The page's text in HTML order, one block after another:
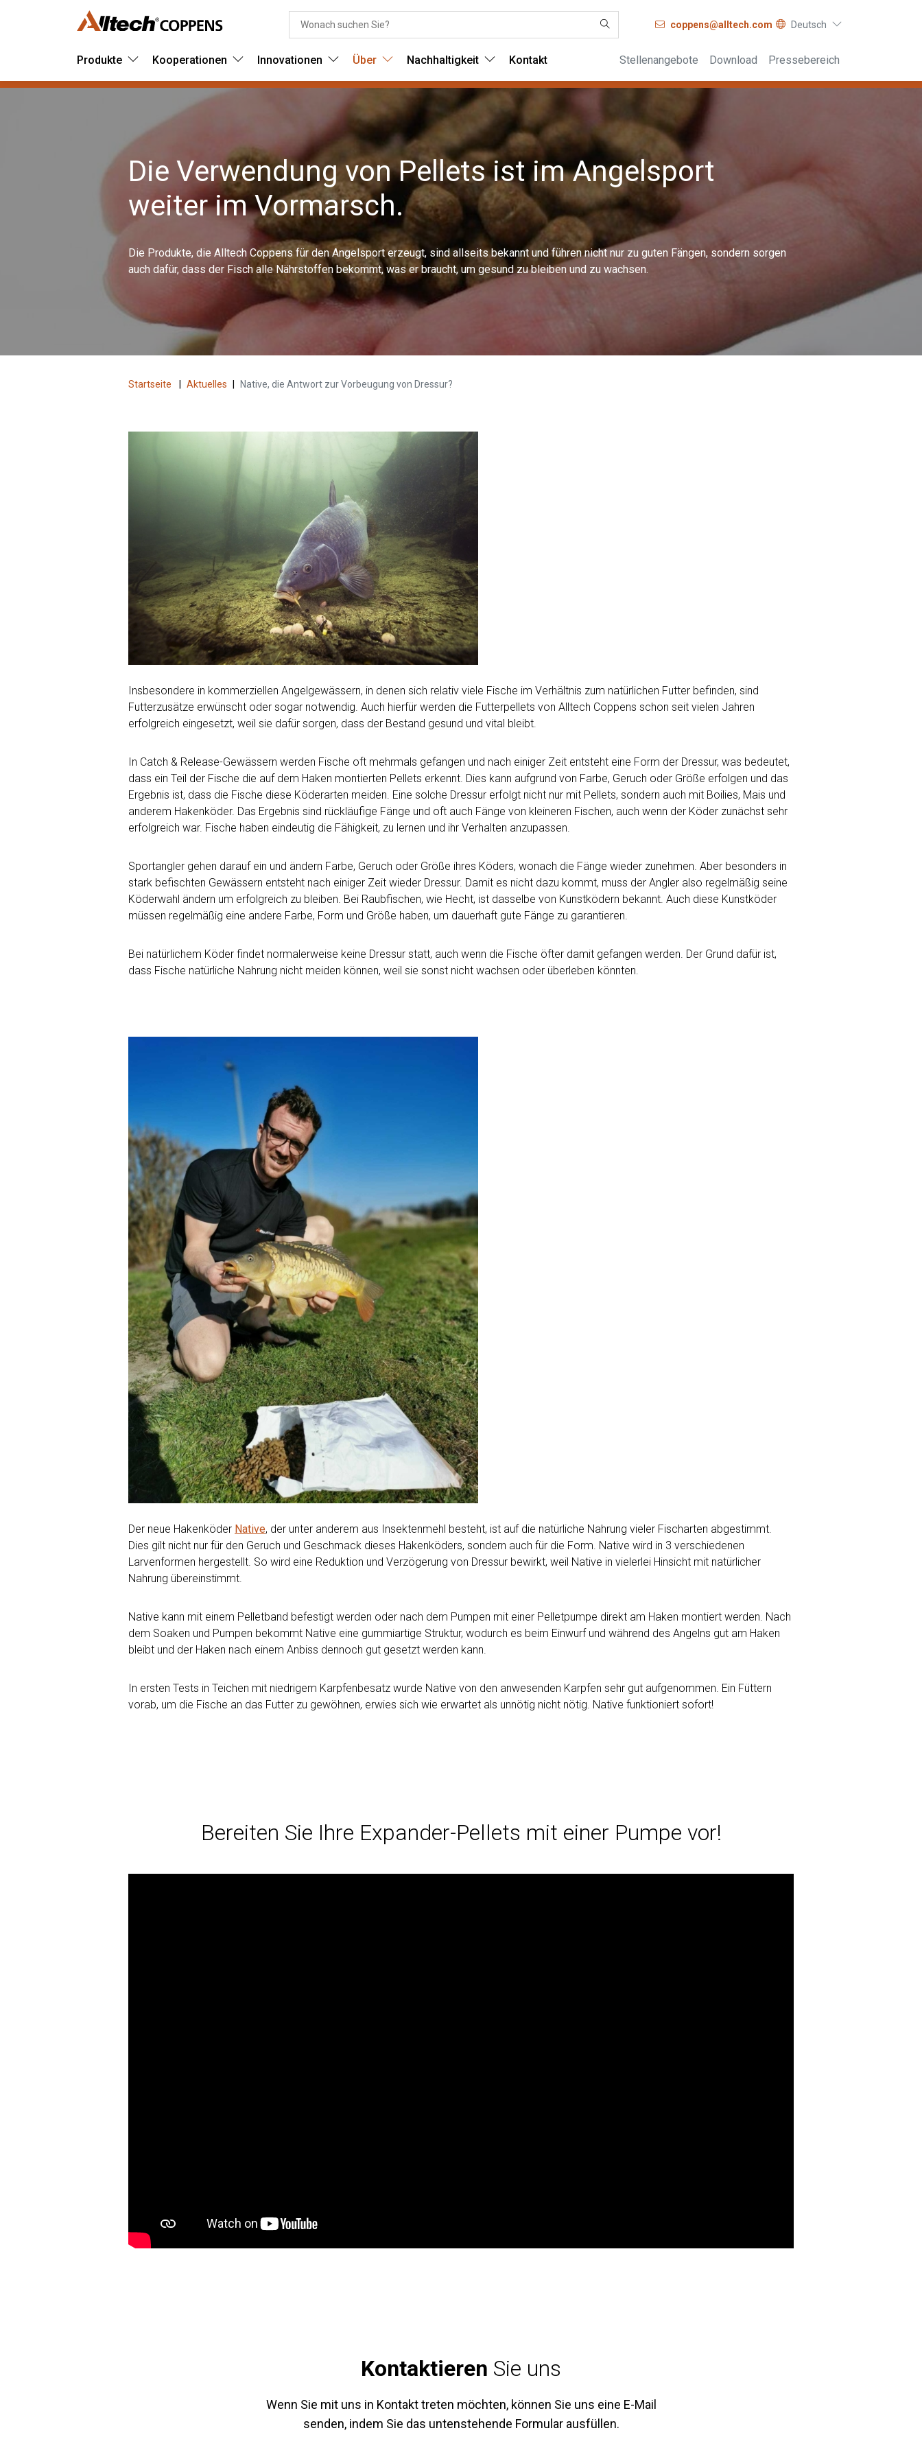
coppens@alltech.com Deutsch
Produkte Kooperationen Innovationen Über Nachhaltigkeit Kontakt Stellenangebote Download Pressebereich
Die Verwendung von Pellets ist im Angelsport
weiter im Vormarsch.
Die Produkte, die Alltech Coppens für den Angelsport erzeugt, sind allseits bekannt und führen nicht nur zu guten Fängen, sondern sorgen
auch dafür, dass der Fisch alle Nährstoffen bekommt, was er braucht, um gesund zu bleiben und zu wachsen.
Startseite Aktuelles Native, die Antwort zur Vorbeugung von Dressur?
Insbesondere in kommerziellen Angelgewässern, in denen sich relativ viele Fische im Verhältnis zum natürlichen Futter befinden, sind
Futterzusätze erwünscht oder sogar notwendig. Auch hierfür werden die Futterpellets von Alltech Coppens schon seit vielen Jahren
erfolgreich eingesetzt, weil sie dafür sorgen, dass der Bestand gesund und vital bleibt.
In Catch & Release-Gewässern werden Fische oft mehrmals gefangen und nach einiger Zeit entsteht eine Form der Dressur, was bedeutet,
dass ein Teil der Fische die auf dem Haken montierten Pellets erkennt. Dies kann aufgrund von Farbe, Geruch oder Größe erfolgen und das
Ergebnis ist, dass die Fische diese Köderarten meiden. Eine solche Dressur erfolgt nicht nur mit Pellets, sondern auch mit Boilies, Mais und
anderem Hakenköder. Das Ergebnis sind rückläufige Fänge und oft auch Fänge von kleineren Fischen, auch wenn der Köder zunächst sehr
erfolgreich war. Fische haben eindeutig die Fähigkeit, zu lernen und ihr Verhalten anzupassen.
Sportangler gehen darauf ein und ändern Farbe, Geruch oder Größe ihres Köders, wonach die Fänge wieder zunehmen. Aber besonders in
stark befischten Gewässern entsteht nach einiger Zeit wieder Dressur. Damit es nicht dazu kommt, muss der Angler also regelmäßig seine
Köderwahl ändern um erfolgreich zu bleiben. Bei Raubfischen, wie Hecht, ist dasselbe von Kunstködern bekannt. Auch diese Kunstköder
müssen regelmäßig eine andere Farbe, Form und Größe haben, um dauerhaft gute Fänge zu garantieren.
Bei natürlichem Köder findet normalerweise keine Dressur statt, auch wenn die Fische öfter damit gefangen werden. Der Grund dafür ist,
dass Fische natürliche Nahrung nicht meiden können, weil sie sonst nicht wachsen oder überleben könnten.
Der neue Hakenköder Native, der unter anderem aus Insektenmehl besteht, ist auf die natürliche Nahrung vieler Fischarten abgestimmt.
Dies gilt nicht nur für den Geruch und Geschmack dieses Hakenköders, sondern auch für die Form. Native wird in 3 verschiedenen
Larvenformen hergestellt. So wird eine Reduktion und Verzögerung von Dressur bewirkt, weil Native in vielerlei Hinsicht mit natürlicher
Nahrung übereinstimmt.
Native kann mit einem Pelletband befestigt werden oder nach dem Pumpen mit einer Pelletpumpe direkt am Haken montiert werden. Nach
dem Soaken und Pumpen bekommt Native eine gummiartige Struktur, wodurch es beim Einwurf und während des Angelns gut am Haken
bleibt und der Haken nach einem Anbiss dennoch gut gesetzt werden kann.
In ersten Tests in Teichen mit niedrigem Karpfenbesatz wurde Native von den anwesenden Karpfen sehr gut aufgenommen. Ein Füttern
vorab, um die Fische an das Futter zu gewöhnen, erwies sich wie erwartet als unnötig nicht nötig. Native funktioniert sofort!
Bereiten Sie Ihre Expander-Pellets mit einer Pumpe vor!
Kontaktieren Sie uns
Wenn Sie mit uns in Kontakt treten möchten, können Sie uns eine E-Mail
senden, indem Sie das untenstehende Formular ausfüllen.